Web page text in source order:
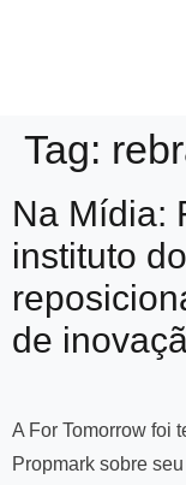
Tag:
Na Mídia:
instituto
de
A For Tomorrow foi
Propmark sobre